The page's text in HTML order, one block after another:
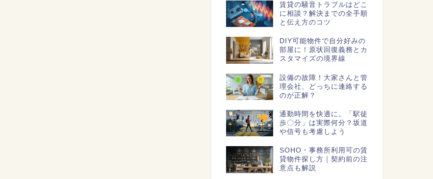
賃貸の騒音トラブルはどこ
に相談？解決までの全手順
と伝え方のコツ
DIY可能物件で自分好みの
部屋に！原状回復義務とカ
スタマイズの境界線
設備の故障！大家さんと管
理会社、どっちに連絡する
のが正解？
通勤時間を快適に。「駅徒
歩〇分」は実際何分？坂道
や信号も考慮しよう
SOHO・事務所利用可の賃
貸物件探し方｜契約前の注
意点も解説